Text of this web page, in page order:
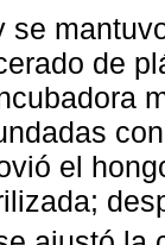
se
de
el